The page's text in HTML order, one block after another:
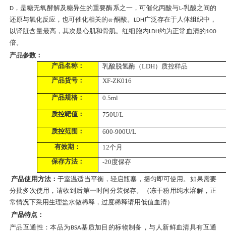
D ，是糖无氧酵解及糖异生的重要酶系之一，可催化丙酸与L-乳酸之间的
还原与氧化反应，也可催化相关的α-酮酸。 LDH广泛存在于人体组织中，
以肾脏含量最高，其次是心肌和骨肌。红细胞内LDH约为正常血清的100
倍。
产品参数：
产品名称：
乳酸脱氢酶（LDH）质控样品
产品货号：
XF-ZK016
产品规格： 0.5ml
质控靶值： 750U/L
质控范围： 600-900U/L
有效期：
12个月
保存方法：
-20度保存
产品使用方法：于室温适当平衡，轻启瓶塞，摇匀即可使用。如果需要
分批多次使用，请收到后第一时间分装保存。（冻干粉用纯水溶解，正
常情况下采用生理盐水做稀释 ， 过度稀释请用低值血清）
产品特点：
产品互通性：本品为 BSA基质加目的标物制备，与人新鲜血清具有互通